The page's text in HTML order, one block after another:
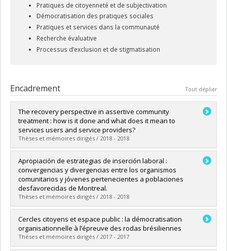
Pratiques de citoyenneté et de subjectivation
Démocratisation des pratiques sociales
Pratiques et services dans la communauté
Recherche évaluative
Processus d’exclusion et de stigmatisation
Encadrement Tout déplier
The recovery perspective in assertive community
treatment : how is it done and what does it mean to
services users and service providers?
Thèses et mémoires dirigés / 2018 - 2018
Diplômé(e) :Khoury, Emmanuelle
Cycle :Doctorat
Diplôme obtenu :Ph. D.
Lien vers le document dans Papyrus
Apropiación de estrategias de inserción laboral :
convergencias y divergencias entre los organismos
comunitarios y jóvenes pertenecientes a poblaciones
desfavorecidas de Montreal.
Thèses et mémoires dirigés / 2018 - 2018
Diplômé(e) :Contreras Ramírez, Roberto A.
Cycle :Doctorat
Diplôme obtenu :Ph. D.
Lien vers le document dans Papyrus
Cercles citoyens et espace public : la démocratisation
organisationnelle à l’épreuve des rodas brésiliennes
Thèses et mémoires dirigés / 2017 - 2017